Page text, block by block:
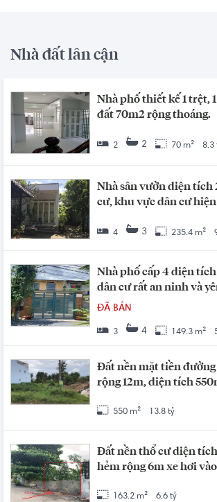
Nhà đất lân cận
Nhà phố thiết kế 1 trệt,
đất 70m2 rộng thoáng.
2 2 70 m² 8.3
Nhà sân vườn diện tích
cư, khu vực dân cư
4 3 235.4 m²
Nhà phố cấp 4 diện tích
dân cư rất an ninh và
ĐÃ BÁN
3 4 149.3 m²
Đất nền mặt tiền
rộng 12m, diện tích
550 m² 13.8 tỷ
Đất nền thổ cư diện tích
hẻm rộng 6m xe hơi
163.2 m² 6.6 tỷ